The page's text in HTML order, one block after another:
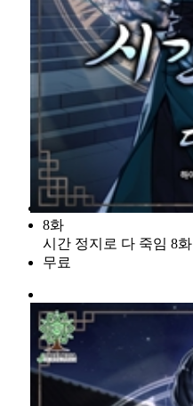
8화
시간 정지로 다 죽임 8화
무료